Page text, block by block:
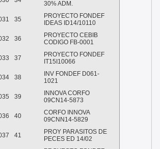
30% ADM.
35
PROYECTO FONDEF
IDEAS ID14/10110
36
PROYECTO CEBIB
CODIGO FB-0001
37
PROYECTO FONDEF
IT15I10066
38
INV FONDEF D061-
1021
39
INNOVA CORFO
09CN14-5873
40
CORFO INNOVA
09CNN14-5829
41
PROY PARASITOS DE
PECES ED 14/02